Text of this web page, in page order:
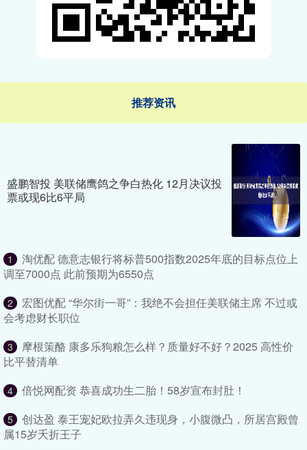
推荐资讯
盛鹏智投 美联储鹰鸽之争白热化 12月决议投
票或现6比6平局
1
淘优配 德意志银行将标普500指数2025年底的目标点位上
调至7000点 此前预期为6550点
2
宏图优配 “华尔街一哥”：我绝不会担任美联储主席 不过或
会考虑财长职位
3
摩根策酪 康多乐狗粮怎么样？质量好不好？2025 高性价
比平替清单
4 倍悦网配资 恭喜成功生二胎！58岁宣布封肚！
5
创达盈 泰王宠妃欧拉弄久违现身，小腹微凸，所居宫殿曾
属15岁夭折王子